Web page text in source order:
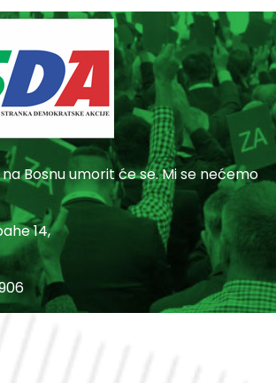
Bosnu umorit će se. Mi se nećemo
14,